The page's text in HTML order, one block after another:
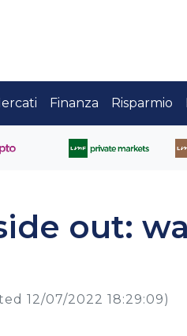
Finanza Risparmio
out:
12/07/2022 18:29:09)